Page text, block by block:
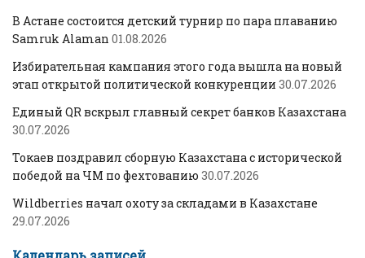
В Астане состоится детский турнир по пара плаванию
Samruk Alaman 01.08.2026
Избирательная кампания этого года вышла на новый
этап открытой политической конкуренции 30.07.2026
Единый QR вскрыл главный секрет банков Казахстана
30.07.2026
Токаев поздравил сборную Казахстана с исторической
победой на ЧМ по фехтованию 30.07.2026
Wildberries начал охоту за складами в Казахстане
29.07.2026